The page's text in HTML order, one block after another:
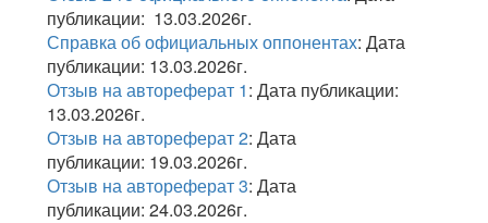
публикации: 13.03.2026г.
Справка об официальных оппонентах: Дата
публикации: 13.03.2026г.
Отзыв на автореферат 1: Дата публикации:
13.03.2026г.
Отзыв на автореферат 2: Дата
публикации: 19.03.2026г.
Отзыв на автореферат 3: Дата
публикации: 24.03.2026г.